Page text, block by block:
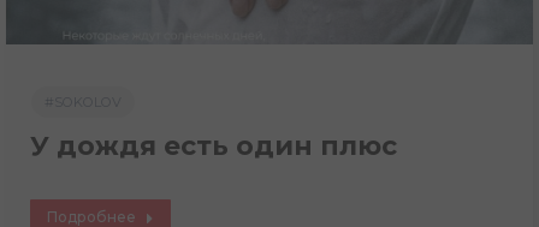
У дождя есть один плюс
Подробнее